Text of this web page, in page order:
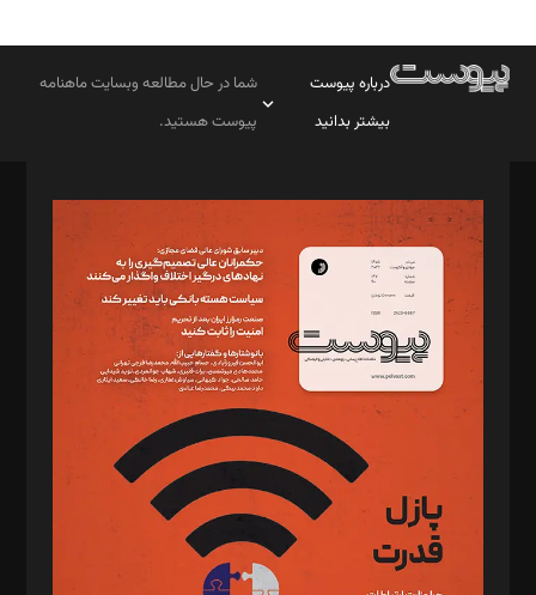
درباره پیوست
بیشتر بدانید
شما در حال مطالعه وبسایت ماهنامه
پیوست هستید.
مدیر مسئول: محمدباقر اثنی‌عشری
سردبیر: مهرک محمودی
دبیر تحریریه: میثم قاسمی
د‌بیر ناداستان: سمانه سمیع
د‌بیر خدمت و تجارت: ابوالفضل رجبی
د‌بیر حقوق فناوری: حسام‌الدین ایپکچی
د‌بیر پیوست جهان: مینا پاکدل
د‌بیر تحریریه آنلاین: بابک نقاش
تحریریه‌: مجتبی محمود‌ی، آرش برهمند، یسنا امان‌پور، سروش کرمیان،
مصطفی مسجدی آرانی، ابوالفضل رجبی، زهرا فکرانه، فائزه فتحی
رستمی،مصطفی باستان
ویرایش: نگار استاد‌‌آقا